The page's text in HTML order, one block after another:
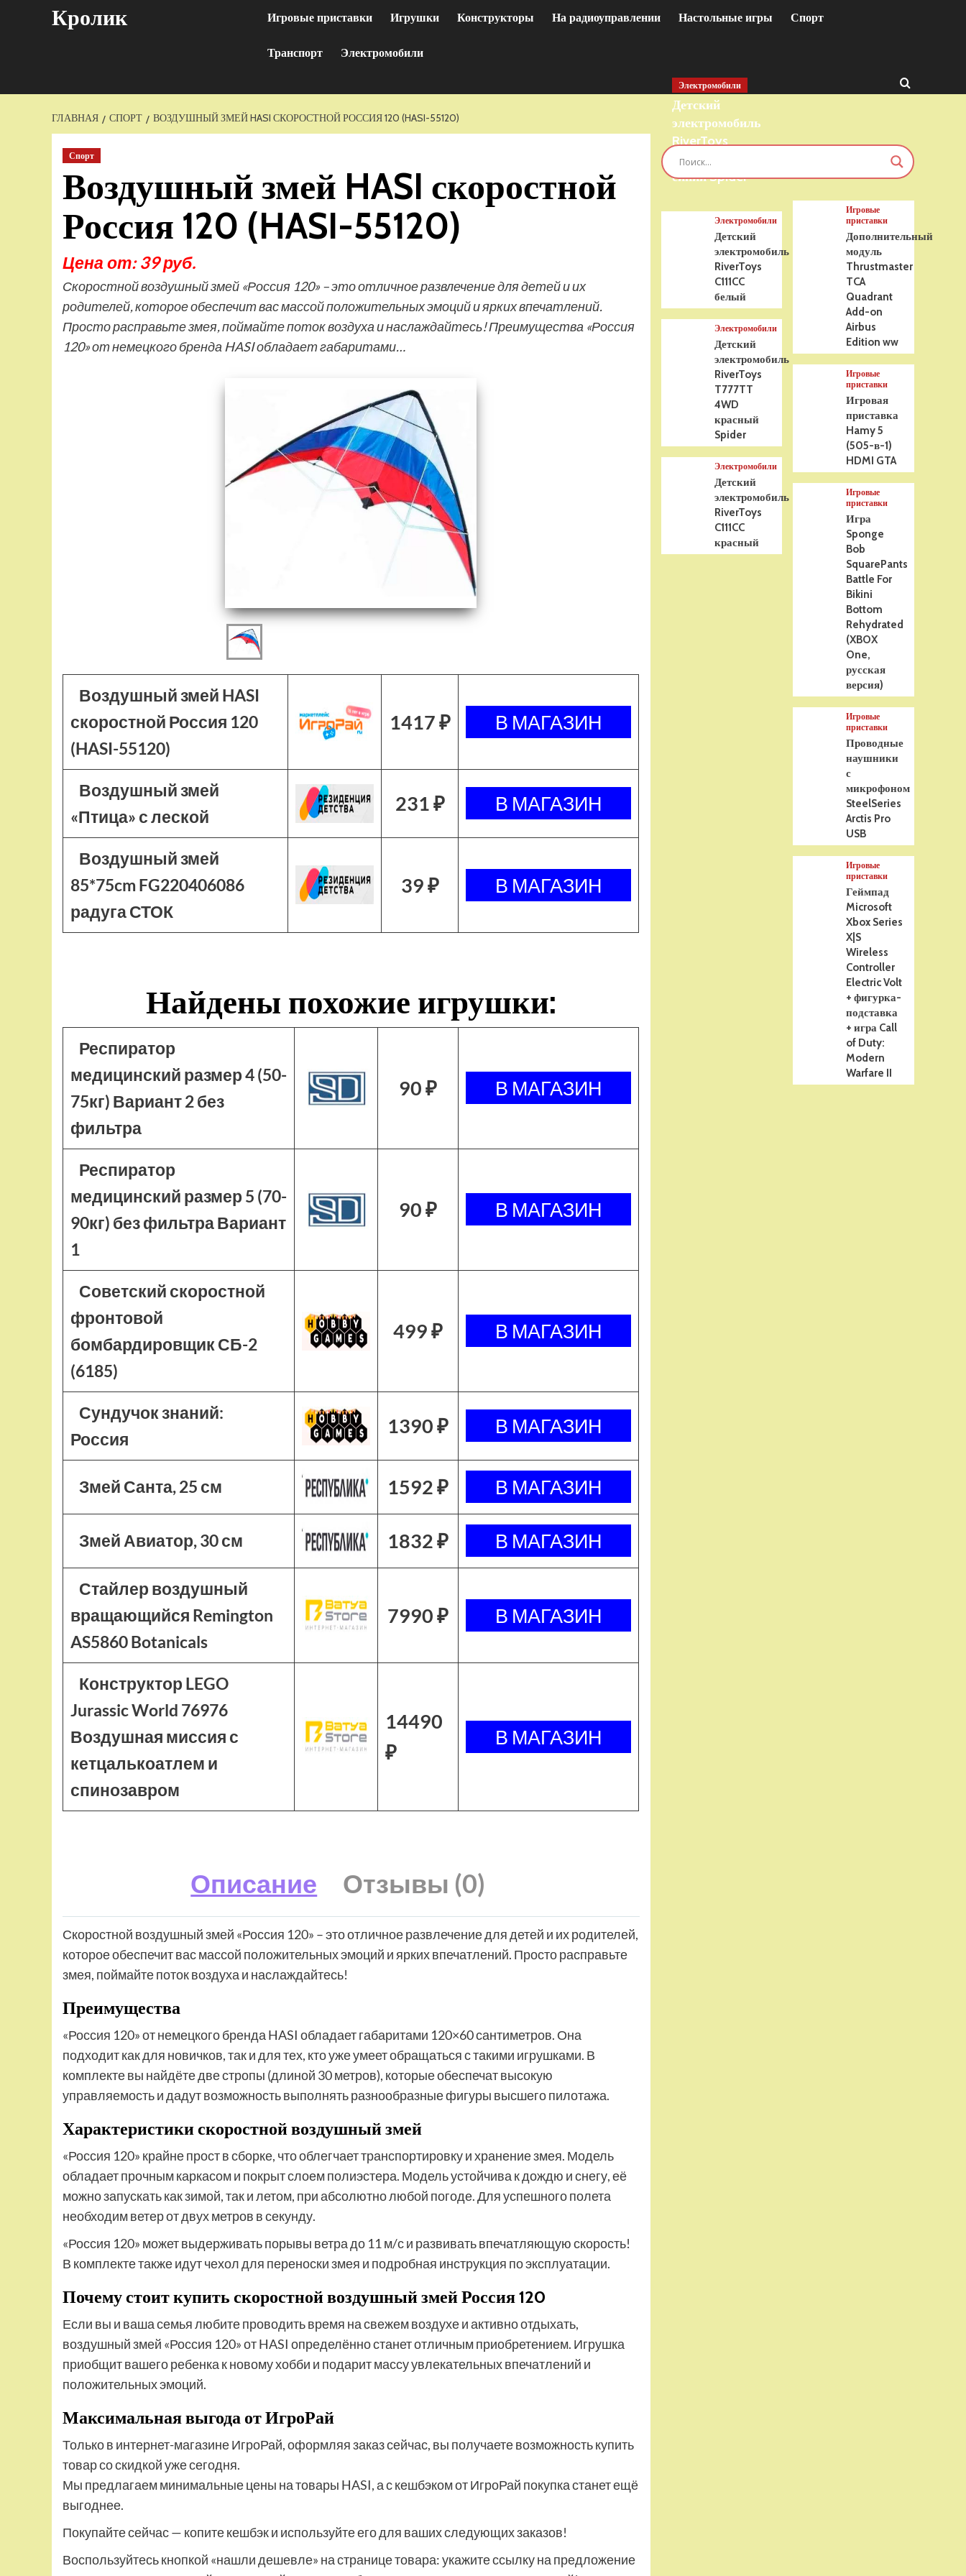
Кролик Игровые приставки Игрушки Конструкторы На радиоуправлении Настольные игры Спорт
Транспорт Электромобили
ГЛАВНАЯ СПОРТ ВОЗДУШНЫЙ ЗМЕЙ HASI СКОРОСТНОЙ РОССИЯ 120 (HASI-55120)
Спорт
Воздушный змей HASI скоростной
Россия 120 (HASI-55120)
Цена от: 39 руб.
Скоростной воздушный змей «Россия 120» – это отличное развлечение для детей и их
родителей, которое обеспечит вас массой положительных эмоций и ярких впечатлений.
Просто расправьте змея, поймайте поток воздуха и наслаждайтесь! Преимущества «Россия
120» от немецкого бренда HASI обладает габаритами…
Воздушный змей HASI
скоростной Россия 120
(HASI-55120)
1417 ₽
Воздушный змей
«Птица» с леской
231 ₽
Воздушный змей
85*75cm FG220406086
радуга СТОК
39 ₽
Найдены похожие игрушки:
Респиратор
медицинский размер 4 (50-
75кг) Вариант 2 без
фильтра
90 ₽
Респиратор
медицинский размер 5 (70-
90кг) без фильтра Вариант
1
90 ₽
Советский скоростной
фронтовой
бомбардировщик СБ-2
(6185)
499 ₽
Сундучок знаний:
Россия
1390 ₽
Змей Санта, 25 см 1592 ₽
Змей Авиатор, 30 см 1832 ₽
Стайлер воздушный
вращающийся Remington
AS5860 Botanicals
7990 ₽
Конструктор LEGO
Jurassic World 76976
Воздушная миссия с
кетцалькоатлем и
спинозавром
14490
₽
Описание Отзывы (0)
Скоростной воздушный змей «Россия 120» – это отличное развлечение для детей и их родителей,
которое обеспечит вас массой положительных эмоций и ярких впечатлений. Просто расправьте
змея, поймайте поток воздуха и наслаждайтесь!
Преимущества
«Россия 120» от немецкого бренда HASI обладает габаритами 120×60 сантиметров. Она
подходит как для новичков, так и для тех, кто уже умеет обращаться с такими игрушками. В
комплекте вы найдёте две стропы (длиной 30 метров), которые обеспечат высокую
управляемость и дадут возможность выполнять разнообразные фигуры высшего пилотажа.
Характеристики скоростной воздушный змей
«Россия 120» крайне прост в сборке, что облегчает транспортировку и хранение змея. Модель
обладает прочным каркасом и покрыт слоем полиэстера. Модель устойчива к дождю и снегу, её
можно запускать как зимой, так и летом, при абсолютно любой погоде. Для успешного полета
необходим ветер от двух метров в секунду.
«Россия 120» может выдерживать порывы ветра до 11 м/с и развивать впечатляющую скорость!
В комплекте также идут чехол для переноски змея и подробная инструкция по эксплуатации.
Почему стоит купить скоростной воздушный змей Россия 120
Если вы и ваша семья любите проводить время на свежем воздухе и активно отдыхать,
воздушный змей «Россия 120» от HASI определённо станет отличным приобретением. Игрушка
приобщит вашего ребенка к новому хобби и подарит массу увлекательных впечатлений и
положительных эмоций.
Максимальная выгода от ИгроРай
Только в интернет-магазине ИгроРай, оформляя заказ сейчас, вы получаете возможность купить
товар со скидкой уже сегодня.
Мы предлагаем минимальные цены на товары HASI, а с кешбэком от ИгроРай покупка станет ещё
выгоднее.
Покупайте сейчас — копите кешбэк и используйте его для ваших следующих заказов!
Воспользуйтесь кнопкой «нашли дешевле» на странице товара: укажите ссылку на предложение
Электромобили
Детский
электромобиль
RiverToys
T777TT 4WD
синий Spider
Электромобили
Детский
электромобиль
RiverToys
C111CC
белый
Электромобили
Детский
электромобиль
RiverToys
T777TT
4WD
красный
Spider
Электромобили
Детский
электромобиль
RiverToys
C111CC
красный
Игровые
приставки
Дополнительный
модуль
Thrustmaster
TCA
Quadrant
Add-on
Airbus
Edition ww
Игровые
приставки
Игровая
приставка
Hamy 5
(505-в-1)
HDMI GTA
Игровые
приставки
Игра
Sponge
Bob
SquarePants
Battle For
Bikini
Bottom
Rehydrated
(XBOX
One,
русская
версия)
Игровые
приставки
Проводные
наушники
с
микрофоном
SteelSeries
Arctis Pro
USB
Игровые
приставки
Геймпад
Microsoft
Xbox Series
X|S
Wireless
Controller
Electric Volt
+ фигурка-
подставка
+ игра Call
of Duty:
Modern
Warfare II